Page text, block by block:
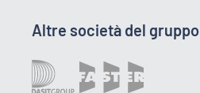
Altre società del gruppo